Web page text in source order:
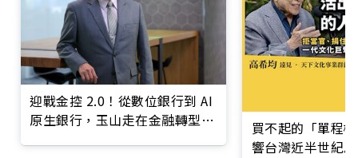
迎戰金控 2.0！從數位銀行到 AI
原生銀行，玉山走在金融轉型最
買不起的「單程
響台灣近半世紀